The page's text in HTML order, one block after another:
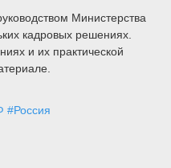
Министерства
кадровых решениях.
и их практической
#Россия